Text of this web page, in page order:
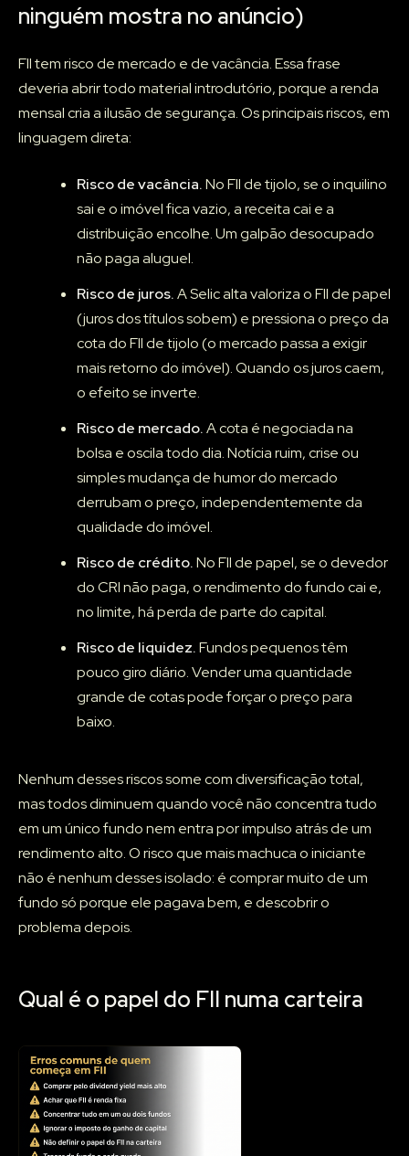
ninguém mostra no anúncio)
FII tem risco de mercado e de vacância. Essa frase
deveria abrir todo material introdutório, porque a renda
mensal cria a ilusão de segurança. Os principais riscos, em
linguagem direta:
Risco de vacância.No FII de tijolo, se o inquilino
sai e o imóvel fica vazio, a receita cai e a
distribuição encolhe. Um galpão desocupado
não paga aluguel.
Risco de juros.A Selic alta valoriza o FII de papel
(juros dos títulos sobem) e pressiona o preço da
cota do FII de tijolo (o mercado passa a exigir
mais retorno do imóvel). Quando os juros caem,
o efeito se inverte.
Risco de mercado.A cota é negociada na
bolsa e oscila todo dia. Notícia ruim, crise ou
simples mudança de humor do mercado
derrubam o preço, independentemente da
qualidade do imóvel.
Risco de crédito.No FII de papel, se o devedor
do CRI não paga, o rendimento do fundo cai e,
no limite, há perda de parte do capital.
Risco de liquidez.Fundos pequenos têm
pouco giro diário. Vender uma quantidade
grande de cotas pode forçar o preço para
baixo.
Nenhum desses riscos some com diversificação total,
mas todos diminuem quando você não concentra tudo
em um único fundo nem entra por impulso atrás de um
rendimento alto. O risco que mais machuca o iniciante
não é nenhum desses isolado: é comprar muito de um
fundo só porque ele pagava bem, e descobrir o
problema depois.
Qual é o papel do FII numa carteira